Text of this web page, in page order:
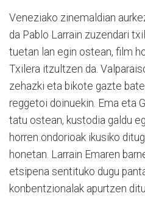
Veneziako zinemaldian
da Pablo Larrain zuzendari
tu­etan lan egin ostean, film
Txilera itzultzen da.
zehazki eta bikote gazte
re­ggetoi doinuekin. Ema eta
tatu os­tean, kustodia galdu
horren ondorioak ikusiko
honetan. La­rrain Emaren
etsipena sentituko dugu
konben­tzio­nalak apur­tzen